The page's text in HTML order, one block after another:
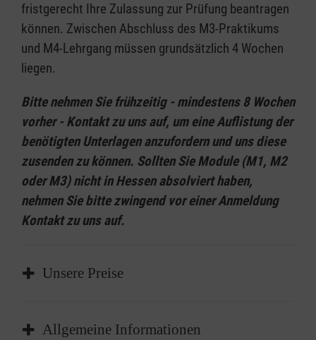
fristgerecht Ihre Zulassung zur Prüfung beantragen
können. Zwischen Abschluss des M3-Praktikums
und M4-Lehrgang müssen grundsätzlich 4 Wochen
liegen.
Bitte nehmen Sie frühzeitig - mindestens 8 Wochen
vorher - Kontakt zu uns auf, um eine Auflistung der
benötigten Unterlagen anzufordern und uns diese
zusenden zu können. Sollten Sie Module (M1, M2
oder M3) nicht in Hessen absolviert haben,
nehmen Sie bitte zwingend vor einer Anmeldung
Kontakt zu uns auf.
Unsere Preise
Rettungsdienstschule Hessen (Wetzlar):
Allgemeine Informationen